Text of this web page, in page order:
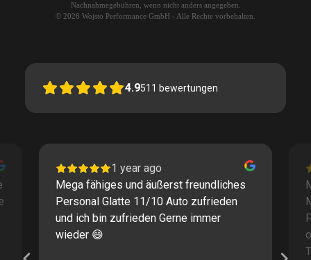
Nachnahmegebühren, wenn nicht anders angegeben.
© 2026 Wojsto Performance GmbH - Alle Rechte vorbehalten.
4.9511 bewertungen
1 year ago
Mega fähiges und äußerst freundliches
Personal Glatte 11/10 Auto zufrieden
und ich bin zufrieden Gerne immer
wieder 😄